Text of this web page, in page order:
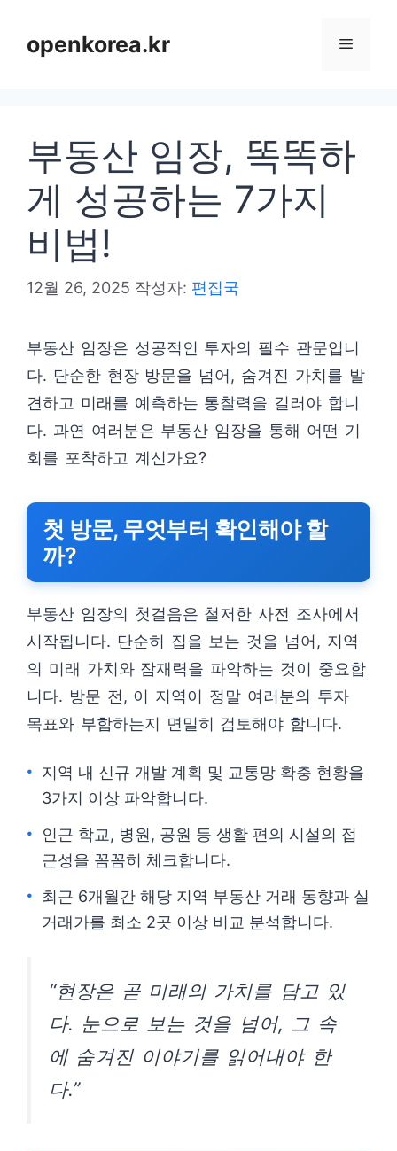
openkorea.kr 메
부동산 임장, 똑똑하
게 성공하는 7가지
비법!
12월 26, 2025 작성자: 편집국
부동산 임장은 성공적인 투자의 필수 관문입니
다. 단순한 현장 방문을 넘어, 숨겨진 가치를 발
견하고 미래를 예측하는 통찰력을 길러야 합니
다. 과연 여러분은 부동산 임장을 통해 어떤 기
회를 포착하고 계신가요?
첫 방문, 무엇부터 확인해야 할
까?
부동산 임장의 첫걸음은 철저한 사전 조사에서
시작됩니다. 단순히 집을 보는 것을 넘어, 지역
의 미래 가치와 잠재력을 파악하는 것이 중요합
니다. 방문 전, 이 지역이 정말 여러분의 투자
목표와 부합하는지 면밀히 검토해야 합니다.
지역 내 신규 개발 계획 및 교통망 확충 현황을
3가지 이상 파악합니다.
인근 학교, 병원, 공원 등 생활 편의 시설의 접
근성을 꼼꼼히 체크합니다.
최근 6개월간 해당 지역 부동산 거래 동향과 실
거래가를 최소 2곳 이상 비교 분석합니다.
“현장은 곧 미래의 가치를 담고 있
다. 눈으로 보는 것을 넘어, 그 속
에 숨겨진 이야기를 읽어내야 한
다.”